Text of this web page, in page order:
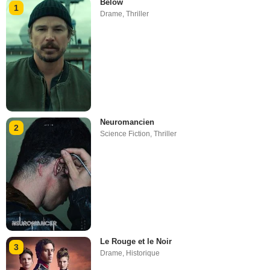
1
Below
Drame,Thriller
2
Neuromancien
Science Fiction ,Thriller
3
Le Rouge et le Noir
Drame, Historique